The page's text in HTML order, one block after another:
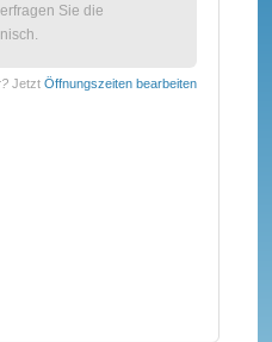
Sie die
Jetzt Öffnungszeiten bearbeiten